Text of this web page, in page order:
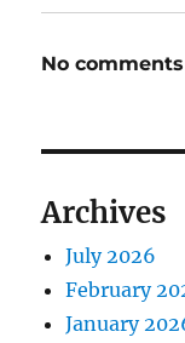
No
Archives
July 2026
February
January